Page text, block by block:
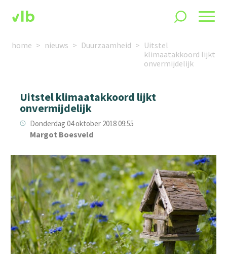
home nieuws Duurzaamheid
Uitstel
klimaatakkoord lijkt
onvermijdelijk
Uitstel klimaatakkoord lijkt
onvermijdelijk
Donderdag 04 oktober 2018 09:55
Margot Boesveld